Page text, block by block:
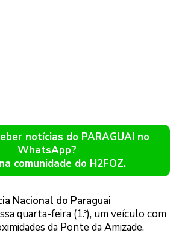
notícias do PARAGUAI no
WhatsApp?
comunidade do H2FOZ.
Nacional do Paraguai
quarta-feira (1.º), um veículo com
da Ponte da Amizade.